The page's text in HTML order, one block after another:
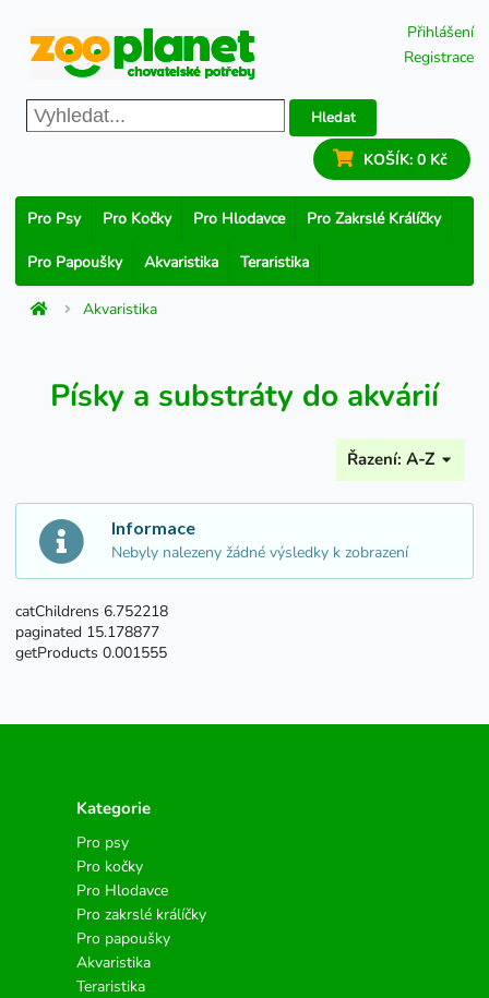
Přihlášení
Registrace
Hledat
KOŠÍK: 0 Kč
Pro Psy Pro Kočky Pro Hlodavce Pro Zakrslé Králíčky
Pro Papoušky Akvaristika Teraristika
Akvaristika
Písky a substráty do akvárií
Řazení: A-Z
Informace
Nebyly nalezeny žádné výsledky k zobrazení
catChildrens 6.752218
paginated 15.178877
getProducts 0.001555
Kategorie
Pro psy
Pro kočky
Pro Hlodavce
Pro zakrslé králíčky
Pro papoušky
Akvaristika
Teraristika